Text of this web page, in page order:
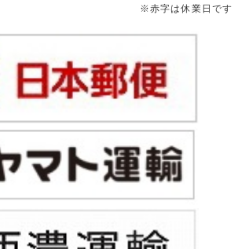
※赤字は休業日です